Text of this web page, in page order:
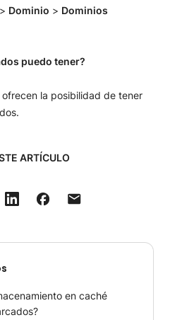
> Dominio > Dominios
puedo tener?
la posibilidad de tener
ARTÍCULO
en caché